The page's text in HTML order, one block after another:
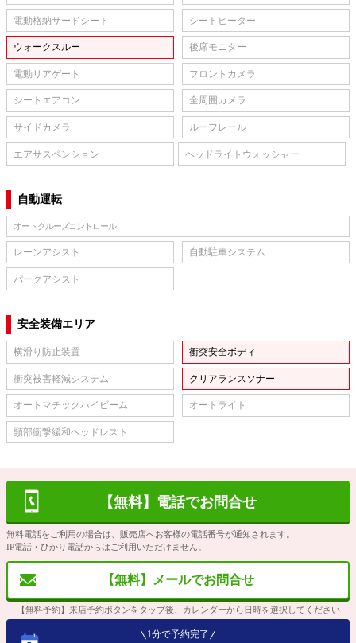
電動格納サードシート シートヒーター
ウォークスルー 後席モニター
電動リアゲート フロントカメラ
シートエアコン 全周囲カメラ
サイドカメラ ルーフレール
エアサスペンション ヘッドライトウォッシャー
自動運転
オートクルーズコントロール
レーンアシスト 自動駐車システム
パークアシスト
安全装備エリア
横滑り防止装置 衝突安全ボディ
衝突被害軽減システム クリアランスソナー
オートマチックハイビーム オートライト
頸部衝撃緩和ヘッドレスト
【無料】電話でお問合せ
無料電話をご利用の場合は、販売店へお客様の電話番号が通知されます。
IP電話・ひかり電話からはご利用いただけません。
【無料】メールでお問合せ
【無料予約】来店予約ボタンをタップ後、カレンダーから日時を選択してください
1分で予約完了